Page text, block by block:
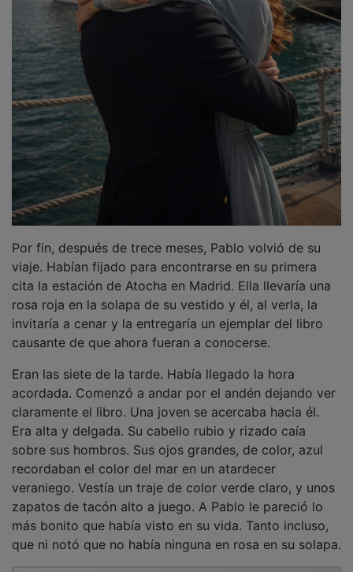
viaje. Habían fijado para encontrarse en su primera
cita la estación de Atocha en Madrid. Ella llevaría una
rosa roja en la solapa de su vestido y él, al verla, la
invitaría a cenar y la entregaría un ejemplar del libro
causante de que ahora fueran a conocerse.
acordada. Comenzó a andar por el andén dejando ver
claramente el libro. Una joven se acercaba hacia él.
Era alta y delgada. Su cabello rubio y rizado caía
sobre sus hombros. Sus ojos grandes, de color, azul
recordaban el color del mar en un atardecer
veraniego. Vestía un traje de color verde claro, y unos
zapatos de tacón alto a juego. A Pablo le pareció lo
más bonito que había visto en su vida. Tanto incluso,
que ni notó que no había ninguna en rosa en su solapa.